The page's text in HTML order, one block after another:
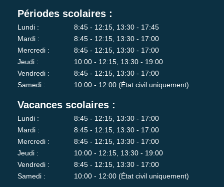
Périodes scolaires :
Lundi :
8:45 - 12:15, 13:30 - 17:45
Mardi :
8:45 - 12:15, 13:30 - 17:00
Mercredi :
8:45 - 12:15, 13:30 - 17:00
Jeudi :
10:00 - 12:15, 13:30 - 19:00
Vendredi :
8:45 - 12:15, 13:30 - 17:00
Samedi :
10:00 - 12:00 (État civil uniquement)
Vacances scolaires :
Lundi :
8:45 - 12:15, 13:30 - 17:00
Mardi :
8:45 - 12:15, 13:30 - 17:00
Mercredi :
8:45 - 12:15, 13:30 - 17:00
Jeudi :
10:00 - 12:15, 13:30 - 19:00
Vendredi :
8:45 - 12:15, 13:30 - 17:00
Samedi :
10:00 - 12:00 (État civil uniquement)